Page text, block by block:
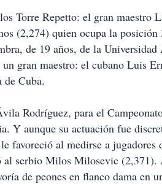
Torre Repetto: el gran maestro
(2,274) quien ocupa la
de 19 años, de la
gran maestro: el cubano Luis
de Cuba.
Rodríguez, para el
Y aunque su actuación fue
favoreció al medirse a
al serbio Milos Milosevic (2,371).
de peones en flanco dama en